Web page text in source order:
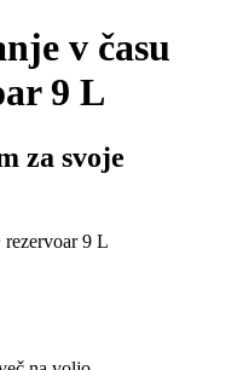
v času
9 L
za svoje
rezervoar 9 L